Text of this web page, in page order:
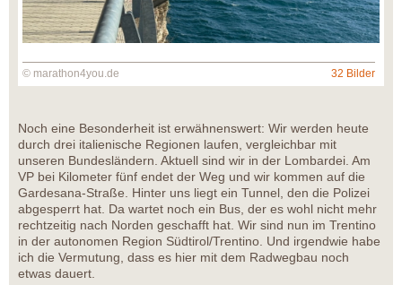
© marathon4you.de 32 Bilder
Noch eine Besonderheit ist erwähnenswert: Wir werden heute
durch drei italienische Regionen laufen, vergleichbar mit
unseren Bundesländern. Aktuell sind wir in der Lombardei. Am
VP bei Kilometer fünf endet der Weg und wir kommen auf die
Gardesana-Straße. Hinter uns liegt ein Tunnel, den die Polizei
abgesperrt hat. Da wartet noch ein Bus, der es wohl nicht mehr
rechtzeitig nach Norden geschafft hat. Wir sind nun im Trentino
in der autonomen Region Südtirol/Trentino. Und irgendwie habe
ich die Vermutung, dass es hier mit dem Radwegbau noch
etwas dauert.